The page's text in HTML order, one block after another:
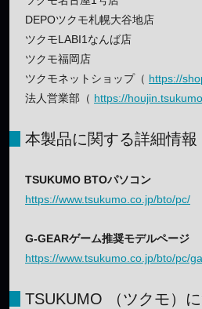
DEPOツクモ札幌大谷地店
ツクモLABI1なんば店
ツクモ福岡店
ツクモネットショップ（ https://
法人営業部（ https://
本製品に関する詳細情報
TSUKUMO BTOパソコン
https://www.tsukumo.co.jp/bto/pc/
G-GEARゲーム推奨モデルページ
https://www.tsukumo.co.jp/bto/pc/
TSUKUMO （ツクモ）